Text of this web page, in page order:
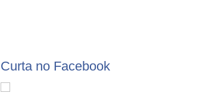
Curta no Facebook